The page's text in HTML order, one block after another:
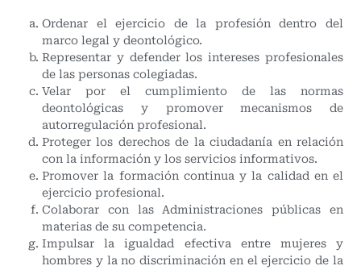
Ordenar el ejercicio de la profesión dentro del
marco legal y deontológico.
Representar y defender los intereses profesionales
de las personas colegiadas.
Velar por el cumplimiento de las normas
deontológicas y promover mecanismos de
autorregulación profesional.
Proteger los derechos de la ciudadanía en relación
con la información y los servicios informativos.
Promover la formación continua y la calidad en el
ejercicio profesional.
Colaborar con las Administraciones públicas en
materias de su competencia.
Impulsar la igualdad efectiva entre mujeres y
hombres y la no discriminación en el ejercicio de la